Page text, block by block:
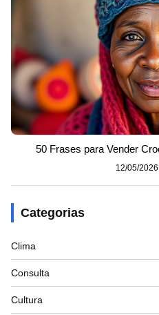
50 Frases para Vender
12/05/
Categorias
Clima
Consulta
Cultura